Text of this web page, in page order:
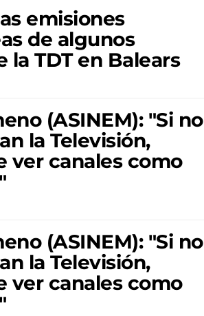
emisiones
de algunos
la TDT en Balears
(ASINEM): "Si no
la Televisión,
ver canales como
(ASINEM): "Si no
la Televisión,
ver canales como